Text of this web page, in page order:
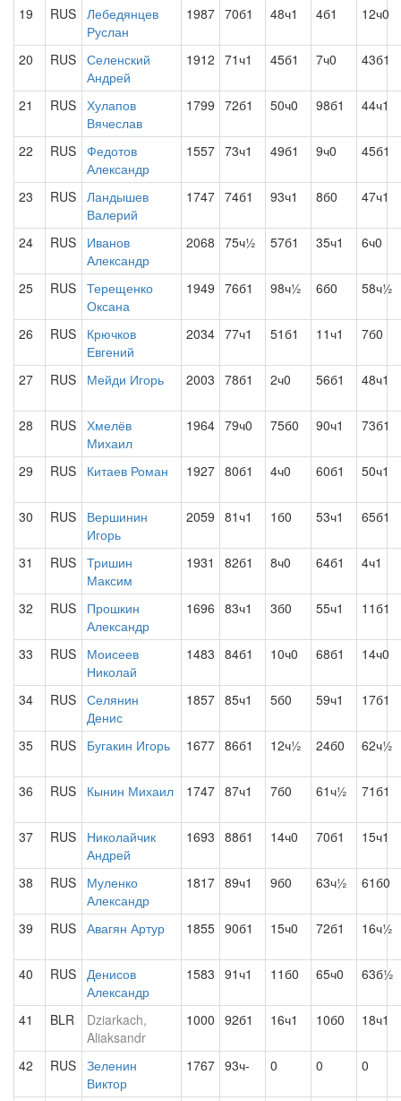
19 RUS Лебедянцев
Руслан
1987 70б1 48ч1 4б1 12ч0
20 RUS Селенский
Андрей
1912 71ч1 45б1 7ч0 43б1
21 RUS Хулапов
Вячеслав
1799 72б1 50ч0 98б1 44ч1
22 RUS Федотов
Александр
1557 73ч1 49б1 9ч0 45б1
23 RUS Ландышев
Валерий
1747 74б1 93ч1 8б0 47ч1
24 RUS
Иванов
Александр
2068 75ч½ 57б1 35ч1 6ч0
25 RUS Терещенко
Оксана
1949 76б1 98ч½ 6б0 58ч½
26 RUS
Крючков
Евгений
2034 77ч1 51б1 11ч1 7б0
27 RUS Мейди Игорь 2003 78б1 2ч0 56б1 48ч1
28 RUS Хмелёв
Михаил
1964 79ч0 75б0 90ч1 73б1
29 RUS Китаев Роман 1927 80б1 4ч0 60б1 50ч1
30 RUS
Вершинин
Игорь
2059 81ч1 1б0 53ч1 65б1
31 RUS Тришин
Максим
1931 82б1 8ч0 64б1 4ч1
32 RUS
Прошкин
Александр
1696 83ч1 3б0 55ч1 11б1
33 RUS
Моисеев
Николай
1483 84б1 10ч0 68б1 14ч0
34 RUS Селянин
Денис
1857 85ч1 5б0 59ч1 17б1
35 RUS Бугакин Игорь 1677 86б1 12ч½ 24б0 62ч½
36 RUS Кынин Михаил 1747 87ч1 7б0 61ч½ 71б1
37 RUS
Николайчик
Андрей
1693 88б1 14ч0 70б1 15ч1
38 RUS
Муленко
Александр
1817 89ч1 9б0 63ч½ 61б0
39 RUS Авагян Артур 1855 90б1 15ч0 72б1 16ч½
40 RUS Денисов
Александр
1583 91ч1 11б0 65ч0 63б½
41 BLR
Dziarkach,
Aliaksandr
1000 92б1 16ч1 10б0 18ч1
42 RUS Зеленин
Виктор
1767 93ч- 0 0 0